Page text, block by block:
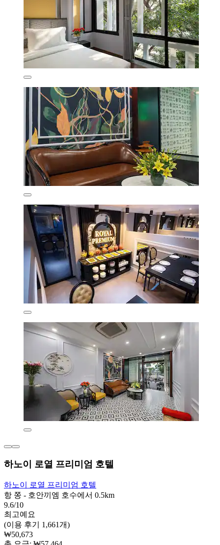
하노이 로열 프리미엄 호텔
하노이 로열 프리미엄 호텔
항 쫑 - 호안끼엠 호수에서 0.5km
9.6/10
최고예요
(이용 후기 1,661개)
₩50,673